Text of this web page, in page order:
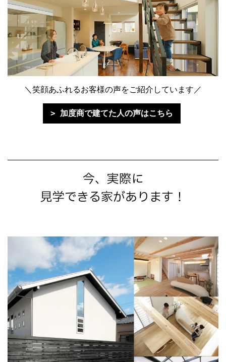
＼笑顔あふれるお客様の声をご紹介しています／
加度商で建てた人の声はこちら
今、実際に
見学できる家があります！